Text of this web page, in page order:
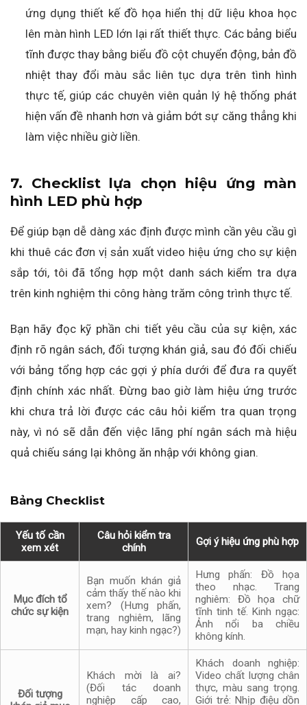
ứng dụng thiết kế đồ họa hiển thị dữ liệu khoa học
lên màn hình LED lớn lại rất thiết thực. Các bảng biểu
tĩnh được thay bằng biểu đồ cột chuyển động, bản đồ
nhiệt thay đổi màu sắc liên tục dựa trên tình hình
thực tế, giúp các chuyên viên quản lý hệ thống phát
hiện vấn đề nhanh hơn và giảm bớt sự căng thẳng khi
làm việc nhiều giờ liền.
7. Checklist lựa chọn hiệu ứng màn
hình LED phù hợp
Để giúp bạn dễ dàng xác định được mình cần yêu cầu gì
khi thuê các đơn vị sản xuất video hiệu ứng cho sự kiện
sắp tới, tôi đã tổng hợp một danh sách kiểm tra dựa
trên kinh nghiệm thi công hàng trăm công trình thực tế.
Bạn hãy đọc kỹ phần chi tiết yêu cầu của sự kiện, xác
định rõ ngân sách, đối tượng khán giả, sau đó đối chiếu
với bảng tổng hợp các gợi ý phía dưới để đưa ra quyết
định chính xác nhất. Đừng bao giờ làm hiệu ứng trước
khi chưa trả lời được các câu hỏi kiểm tra quan trọng
này, vì nó sẽ dẫn đến việc lãng phí ngân sách mà hiệu
quả chiếu sáng lại không ăn nhập với không gian.
Bảng Checklist
Yếu tố cần
xem xét
Câu hỏi kiểm tra
chính
Gợi ý hiệu ứng phù hợp
Mục đích tổ
chức sự kiện
Bạn muốn khán giả
cảm thấy thế nào khi
xem? (Hưng phấn,
trang nghiêm, lãng
mạn, hay kinh ngạc?)
Hưng phấn: Đồ họa
theo nhạc. Trang
nghiêm: Đồ họa chữ
tĩnh tinh tế. Kinh ngạc:
Ảnh nổi ba chiều
không kính.
Đối tượng
Khách mời là ai?
(Đối tác doanh
nghiệp cấp cao,
Khách doanh nghiệp:
Video chất lượng chân
thực, màu sang trọng.
Giới trẻ: Nhịp điệu dồn